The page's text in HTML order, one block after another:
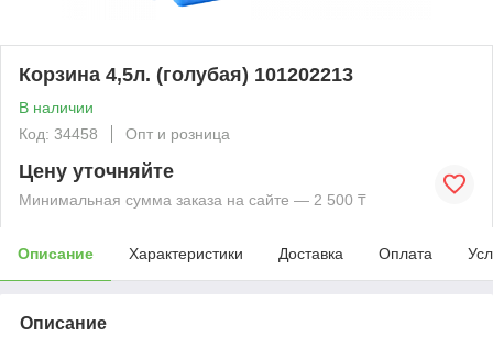
Корзина 4,5л. (голубая) 101202213
В наличии
Код: 34458
Опт и розница
Цену уточняйте
Минимальная сумма заказа на сайте — 2 500 ₸
Описание Характеристики Доставка Оплата
Описание